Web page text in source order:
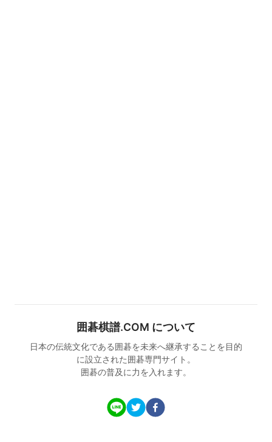
囲碁棋譜.COM について
日本の伝統文化である囲碁を未来へ継承することを目的
に設立された囲碁専門サイト。
囲碁の普及に力を入れます。